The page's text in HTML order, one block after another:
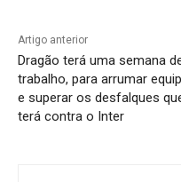
Artigo anterior
Dragão terá uma semana
trabalho, para arrumar
e superar os desfalques
terá contra o Inter